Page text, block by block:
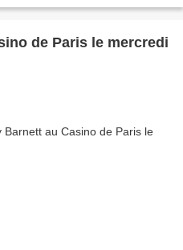
de Paris le mercredi